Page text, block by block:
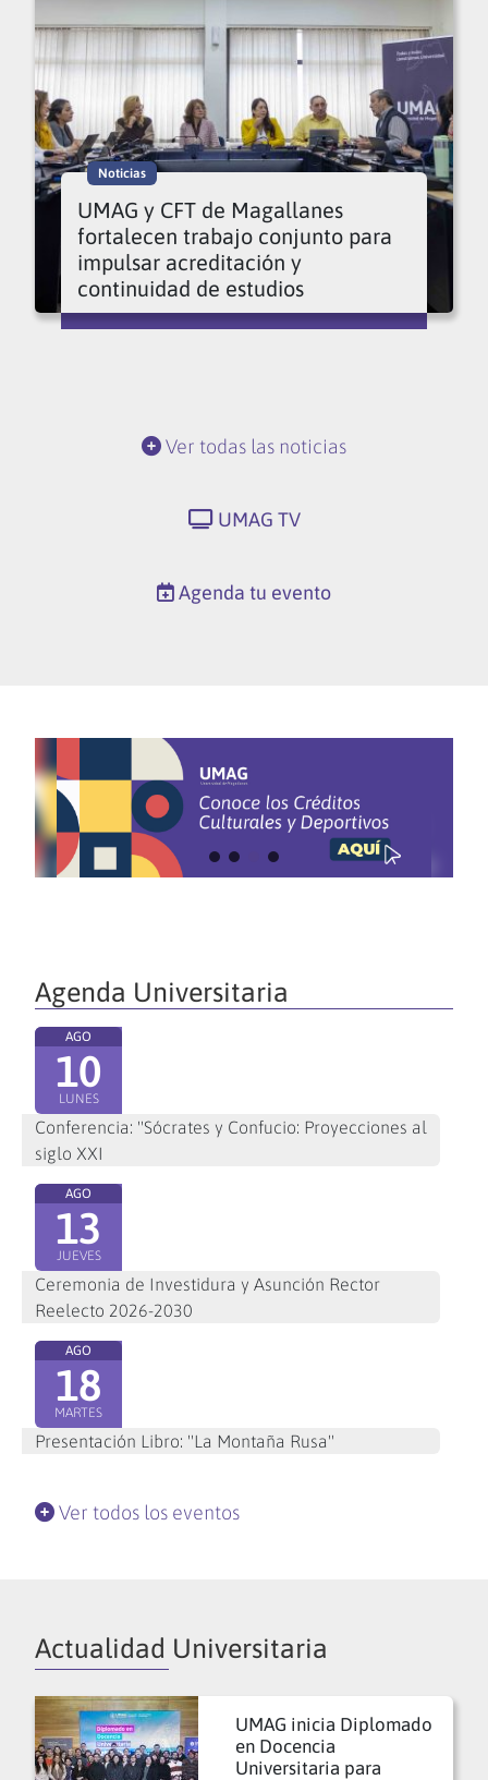
Noticias
UMAG y CFT de Magallanes
fortalecen trabajo conjunto para
impulsar acreditación y
continuidad de estudios
Ver todas las noticias
UMAG TV
Agenda tu evento
Agenda Universitaria
AGO
10
LUNES
Conferencia: "Sócrates y Confucio: Proyecciones al
siglo XXI
AGO
13
JUEVES
Ceremonia de Investidura y Asunción Rector
Reelecto 2026-2030
AGO
18
MARTES
Presentación Libro: "La Montaña Rusa"
Ver todos los eventos
Actualidad Universitaria
UMAG inicia Diplomado
en Docencia
Universitaria para